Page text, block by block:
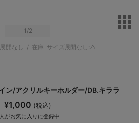
1 /2
開なし / 在庫 サイズ展開なし:△
ン/アクリルキーホルダー/DB.キララ
¥1,000 (税込)
人がお気に入りに登録中